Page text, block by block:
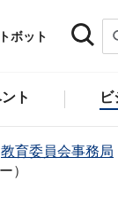
ボット
ト ビ
教育委員会事務局
）